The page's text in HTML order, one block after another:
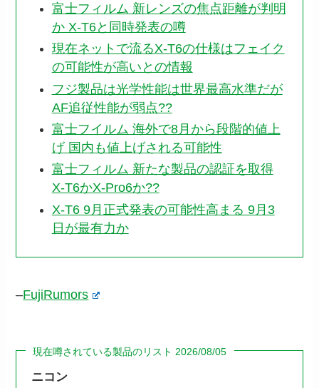
富士フィルム 新レンズの焦点距離が判明
か X-T6と同時発表の噂
現在ネットで流るX-T6の仕様はフェイク
の可能性が高いとの情報
フジ製品は光学性能は世界最高水準だが
AF追従性能が弱点??
富士フイルム 海外で8月から段階的値上
げ 国内も値上げされる可能性
富士フィルム 新たな製品の認証を取得
X-T6かX-Pro6か??
X-T6 9月正式発表の可能性高まる 9月3
日が最有力か
–FujiRumors
現在噂されている製品のリスト 2026/08/05
ニコン